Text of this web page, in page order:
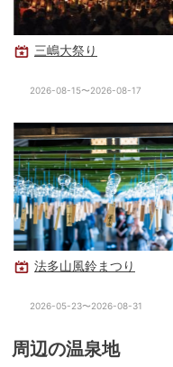
三嶋大祭り
2026-08-15〜2026-08-17
法多山風鈴まつり
2026-05-23〜2026-08-31
周辺の温泉地